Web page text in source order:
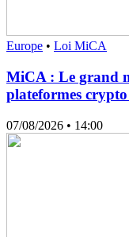
Europe • Loi MiCA
MiCA : Le grand
plateformes
07/08/2026 • 14:00